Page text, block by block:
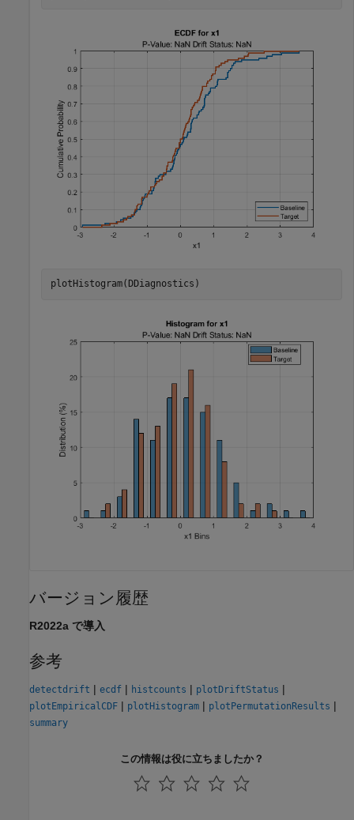
plotHistogram(DDiagnostics)
バージョン履歴
R2022a で導入
参考
detectdrift | ecdf | histcounts | plotDriftStatus |
plotEmpiricalCDF | plotHistogram | plotPermutationResults |
summary
この情報は役に立ちましたか？